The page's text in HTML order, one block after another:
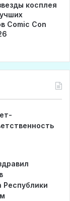
косплея
Comic Con
Республики